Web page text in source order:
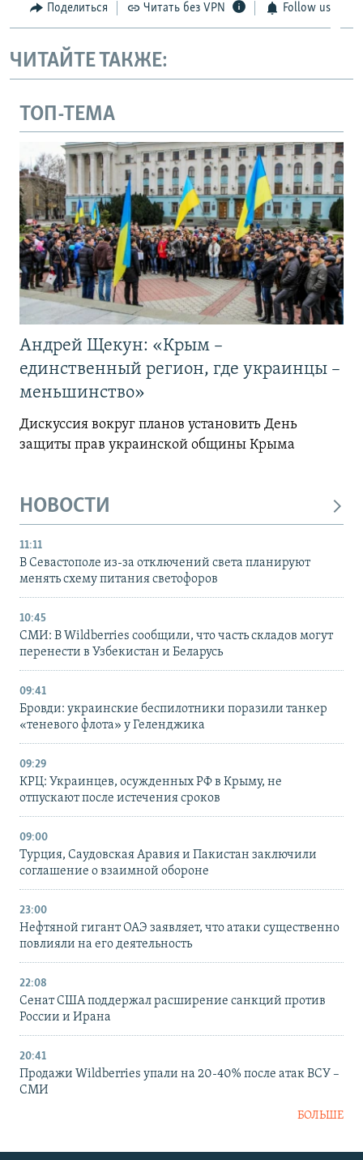
Поделиться Читать без VPN Follow us
ЧИТАЙТЕ ТАКЖЕ:
ТОП-ТЕМА
Андрей Щекун: «Крым –
единственный регион, где украинцы –
меньшинство»
Дискуссия вокруг планов установить День
защиты прав украинской общины Крыма
НОВОСТИ
11:11
В Севастополе из-за отключений света планируют
менять схему питания светофоров
10:45
СМИ: В Wildberries сообщили, что часть складов могут
перенести в Узбекистан и Беларусь
09:41
Бровди: украинские беспилотники поразили танкер
«теневого флота» у Геленджика
09:29
КРЦ: Украинцев, осужденных РФ в Крыму, не
отпускают после истечения сроков
09:00
Турция, Саудовская Аравия и Пакистан заключили
соглашение о взаимной обороне
23:00
Нефтяной гигант ОАЭ заявляет, что атаки существенно
повлияли на его деятельность
22:08
Сенат США поддержал расширение санкций против
России и Ирана
20:41
Продажи Wildberries упали на 20-40% после атак ВСУ –
СМИ
БОЛЬШЕ